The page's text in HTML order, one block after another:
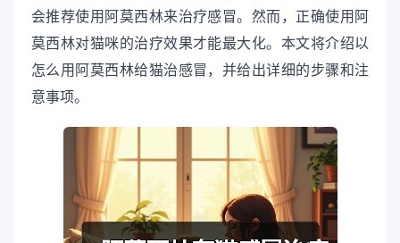
会推荐使用阿莫西林来治疗感冒。然而，正确使用阿
莫西林对猫咪的治疗效果才能最大化。本文将介绍以
怎么用阿莫西林给猫治感冒，并给出详细的步骤和注
意事项。